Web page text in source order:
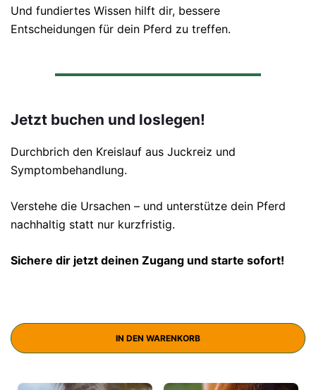
Und fundiertes Wissen hilft dir, bessere
Entscheidungen für dein Pferd zu treffen.
Jetzt buchen und loslegen!
Durchbrich den Kreislauf aus Juckreiz und
Symptombehandlung.
Verstehe die Ursachen – und unterstütze dein Pferd
nachhaltig statt nur kurzfristig.
Sichere dir jetzt deinen Zugang und starte sofort!
IN DEN WARENKORB